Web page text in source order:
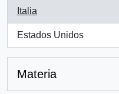
Italia
, 18 resultados
Estados Unidos
, 1 resultados
Materia